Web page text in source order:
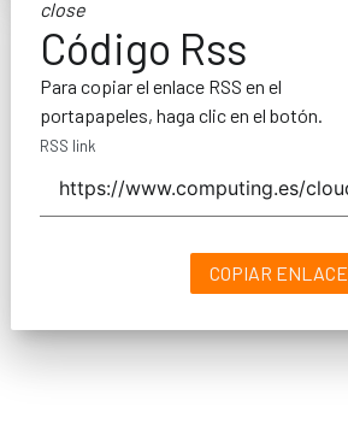
close
Código Rss
Para copiar el enlace RSS en el
portapapeles, haga clic en el botón.
RSS link
COPIAR ENLACE